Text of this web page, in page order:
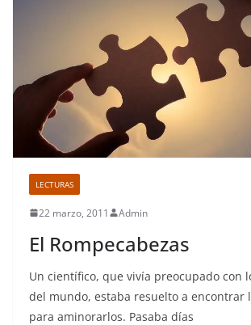
LECTURAS
22 marzo, 2011 Admin
El Rompecabezas
Un científico, que vivía preocupado con
del mundo, estaba resuelto a encontrar
para aminorarlos. Pasaba días